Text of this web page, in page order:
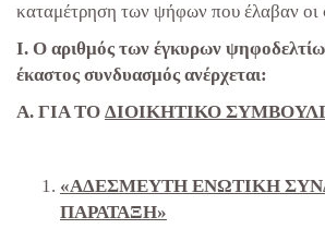
καταμέτρηση των ψήφων που έλαβαν οι
Ι. Ο αριθμός των έγκυρων
έκαστος συνδυασμός ανέρχεται:
Α. ΓΙΑ ΤΟ ΔΙΟΙΚΗΤΙΚΟ
«ΑΔΕΣΜΕΥΤΗ ΕΝΩΤΙΚΗ
ΠΑΡΑΤΑΞΗ»